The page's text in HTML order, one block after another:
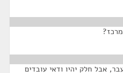
אבל חלק יהיו ודאי עובדים